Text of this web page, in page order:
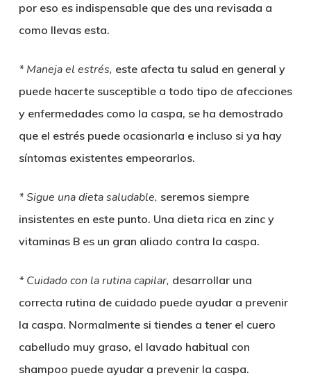
por eso es indispensable que des una revisada a
como llevas esta.
* Maneja el estrés, este afecta tu salud en general y
puede hacerte susceptible a todo tipo de afecciones
y enfermedades como la caspa, se ha demostrado
que el estrés puede ocasionarla e incluso si ya hay
síntomas existentes empeorarlos.
* Sigue una dieta saludable, seremos siempre
insistentes en este punto. Una dieta rica en zinc y
vitaminas B es un gran aliado contra la caspa.
* Cuidado con la rutina capilar, desarrollar una
correcta rutina de cuidado puede ayudar a prevenir
la caspa. Normalmente si tiendes a tener el cuero
cabelludo muy graso, el lavado habitual con
shampoo puede ayudar a prevenir la caspa.